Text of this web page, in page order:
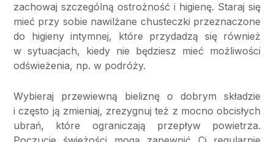
zachowaj szczególną ostrożność i higienę. Staraj się
mieć przy sobie nawilżane chusteczki przeznaczone
do higieny intymnej, które przydadzą się również
w sytuacjach, kiedy nie będziesz mieć możliwości
odświeżenia, np. w podróży.
Wybieraj przewiewną bieliznę o dobrym składzie
i często ją zmieniaj, zrezygnuj też z mocno obcisłych
ubrań, które ograniczają przepływ powietrza.